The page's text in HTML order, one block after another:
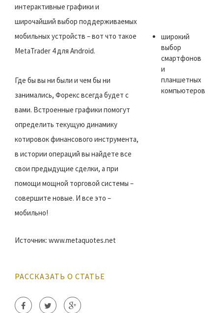
интерактивные графики и
широчайший выбор поддерживаемых
мобильных устройств – вот что такое
MetaTrader 4 для Android.
Где бы вы ни были и чем бы ни
занимались, Форекс всегда будет с
вами. Встроенные графики помогут
определить текущую динамику
котировок финансового инструмента,
в истории операций вы найдете все
свои предыдущие сделки, а при
помощи мощной торговой системы –
совершите новые. И все это –
мобильно!
широкий
выбор
смартфонов
и
планшетных
компьютеров
Источник: www.metaquotes.net
РАССКАЗАТЬ О СТАТЬЕ